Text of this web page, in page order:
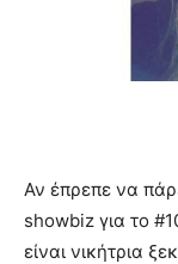
Αν έπρεπε να
showbiz για το
είναι νικήτρια